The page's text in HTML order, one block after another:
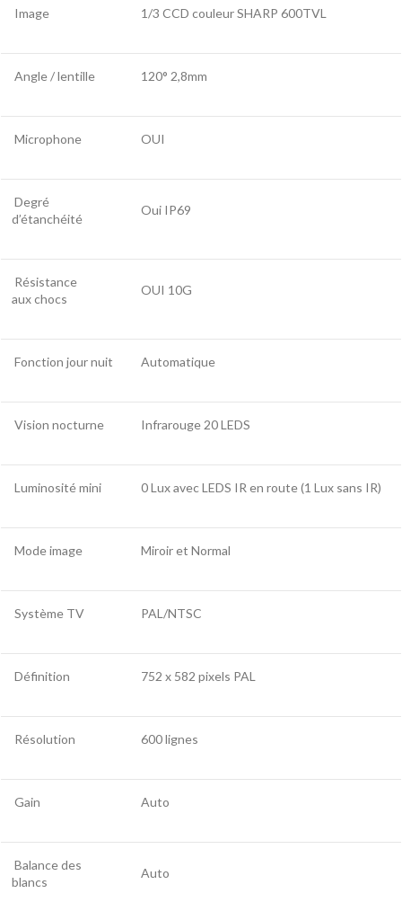
Image 1/3 CCD couleur SHARP 600TVL
Angle / lentille 120° 2,8mm
Microphone OUI
Degré
d’étanchéité
Oui IP69
Résistance
aux chocs
OUI 10G
Fonction jour nuit Automatique
Vision nocturne Infrarouge 20 LEDS
Luminosité mini 0 Lux avec LEDS IR en route (1 Lux sans IR)
Mode image Miroir et Normal
Système TV PAL/NTSC
Définition 752 x 582 pixels PAL
Résolution 600 lignes
Gain Auto
Balance des
blancs
Auto